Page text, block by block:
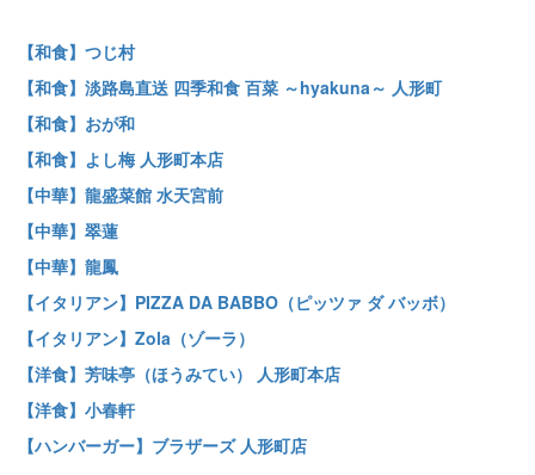
【和食】つじ村
【和食】淡路島直送 四季和食 百菜 ～hyakuna～ 人形町
【和食】おが和
【和食】よし梅 人形町本店
【中華】龍盛菜館 水天宮前
【中華】翠蓮
【中華】龍鳳
【イタリアン】PIZZA DA BABBO（ピッツァ ダ バッボ）
【イタリアン】Zola（ゾーラ）
【洋食】芳味亭（ほうみてい） 人形町本店
【洋食】小春軒
【ハンバーガー】ブラザーズ 人形町店